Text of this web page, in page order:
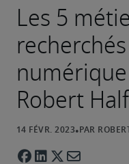
Les 5
Robert Half